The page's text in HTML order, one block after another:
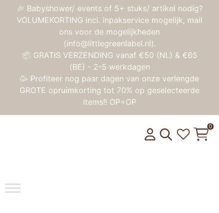
🎉 Babyshower/ events of 5+ stuks/ artikel nodig?
VOLUMEKORTING incl. inpakservice mogelijk, mail
ons voor de mogelijkheden
(info@littlegreenlabel.nl).
📦 GRATIS VERZENDING vanaf €50 (NL) & €65
(BE) - 2-5 werkdagen
🥳 Profiteer nog paar dagen van onze verlengde
GROTE opruimkorting tot 70% op geselecteerde
items!! OP=OP
Toggle
0